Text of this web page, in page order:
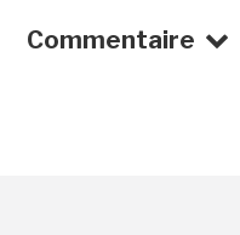
Commentaire